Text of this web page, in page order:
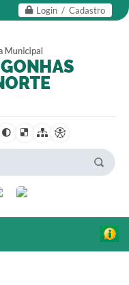
Login / Cadastro